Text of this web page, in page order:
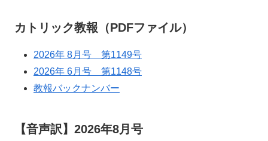
カトリック教報（PDFファイル）
2026年 8月号 第1149号
2026年 6月号 第1148号
教報バックナンバー
【音声訳】2026年8月号